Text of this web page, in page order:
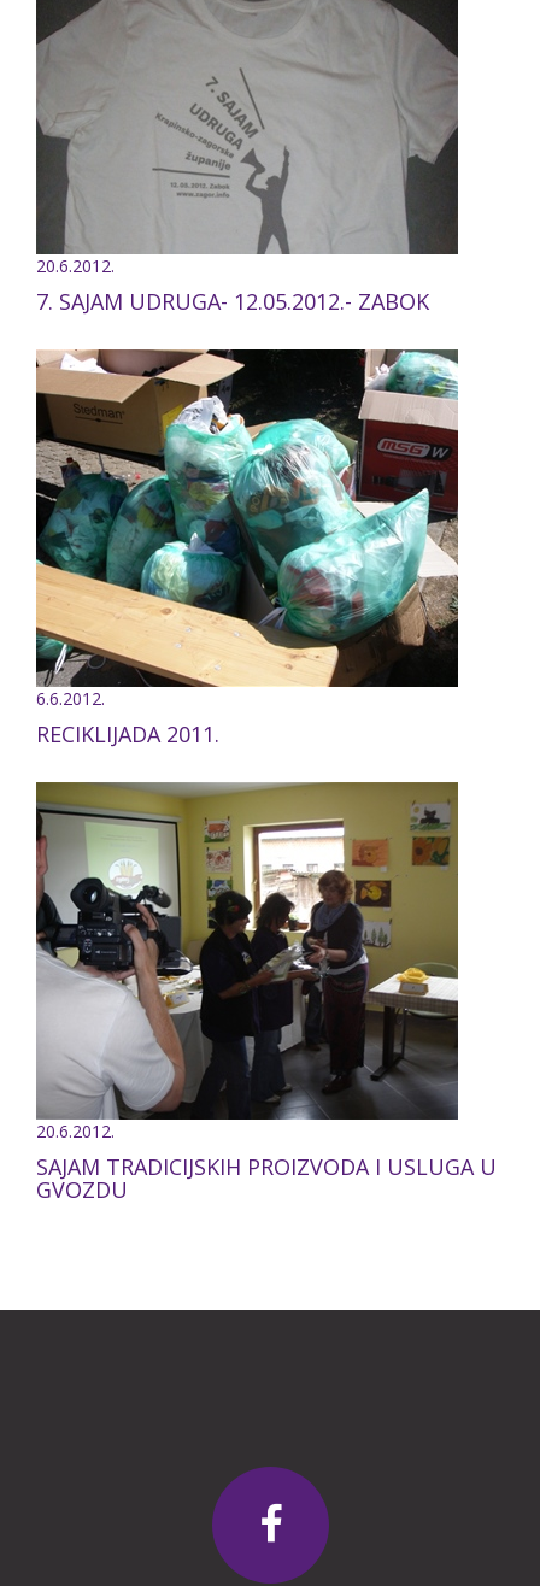
20.6.2012.
7. SAJAM UDRUGA- 12.05.2012.- ZABOK
6.6.2012.
RECIKLIJADA 2011.
20.6.2012.
SAJAM TRADICIJSKIH PROIZVODA I USLUGA U
GVOZDU